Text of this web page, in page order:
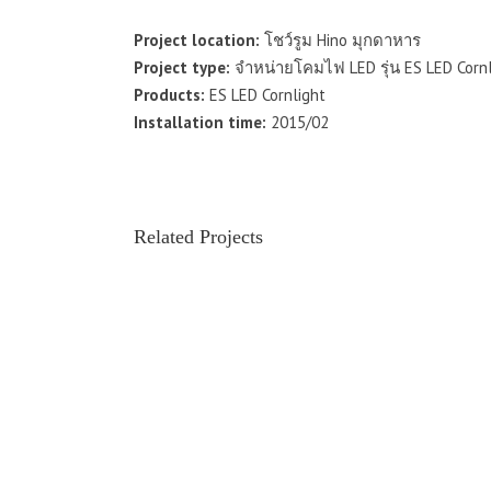
Project location: โชว์รูม Hino มุกดาหาร
Project type: จำหน่ายโคมไฟ LED รุ่น ES LED
Products: ES LED Cornlight
Installation time: 2015/02
Related Projects